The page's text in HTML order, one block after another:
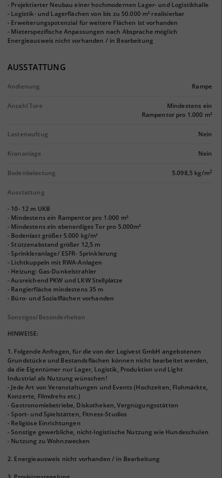
- Projektierter Neubau einer hochmodernen Lager- und Logistikhalle
- Logistik- und Lagerflächen von bis zu 50.000 m² realisierbar
- Erweiterungspotenzial für weitere Flächen ist vorhanden
- Mieterspezifische Anpassungen nach Absprache möglich
Energieausweis nicht vorhanden / in Bearbeitung
AUSSTATTUNG
Andienung Rampe
Anzahl Tore
Mindestens ein
Rampentor pro 1.000 m²
Lastenaufzug Nein
Krananlage Nein
Bodenbelastung 5.098,5 kg/m2
Ausstattung
- 10- 12 m UKB
- Mindestens ein Rampentor pro 1.000 m²
- Mindestens ein ebenerdiges Tor pro 5.000m²
- Bodenlast größer 5.000 kg/m²
- Stützenabstand größer 12,5 m
- Sprinkleranlage/ ESFR- Sprinklerung
- Lichtkuppeln mit RWA-Anlagen
- Heizung: Gas-Dunkelstrahler
- Ausreichend PKW und LKW Stellplätze
- Rangierfläche mindestens 35 m
- Büro- und Sozialflächen vorhanden
Sonstiges/Besonderheiten
HINWEISE:
1. Folgende Anfragen, für die von der Logivest GmbH angebotenen
Grundstücke und Bestandsflächen können nicht bearbeitet werden,
da die Eigentümer nur Lager, Logistik, Produktion und Light
Industrial als Nutzung wünschen!
- Jede Art von Veranstaltungen und Events (Hochzeiten, Flohmärkte,
Konzerte, Filmdrehs etc.)
- Gastronomiebetriebe, Diskotheken, Vergnügungsstätten
- Sport- und Spielstätten, Fitness-Studios
- Religiöse Einrichtungen
- Sonstige gewerbliche, nicht-logistische Nutzung wie Hundeschulen
- Nutzung zu Wohnzwecken
2. Energieausweis nicht vorhanden / in Bearbeitung